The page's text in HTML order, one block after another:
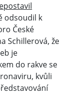
odsoudil k
České
Schillerová, že
je
do rakve se
kvůli